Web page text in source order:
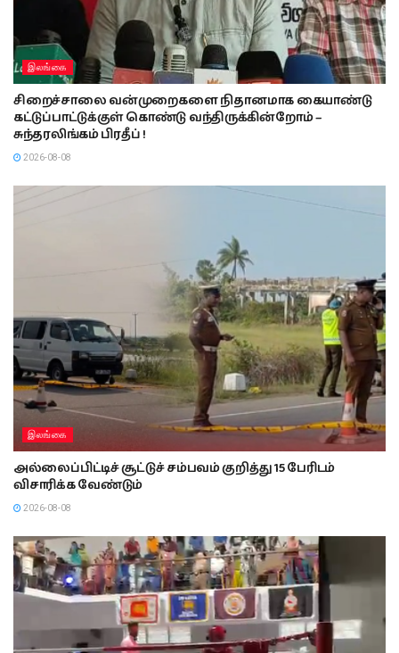
இலங்கை
சிறைச்சாலை வன்முறைகளை நிதானமாக கையாண்டு
கட்டுப்பாட்டுக்குள் கொண்டு வந்திருக்கின்றோம் –
சுந்தரலிங்கம் பிரதீப் !
2026-08-08
இலங்கை
அல்லைப்பிட்டிச் சூட்டுச் சம்பவம் குறித்து 15 பேரிடம்
விசாரிக்க வேண்டும்
2026-08-08